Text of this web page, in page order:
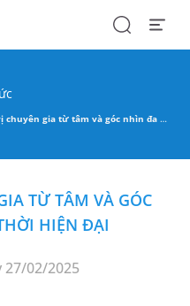
SearchOpen
gia từ tâm và góc nhìn đa diện nghề Y thời hiện đại
TỪ TÂM VÀ GÓC
HIỆN ĐẠI
27/02/2025